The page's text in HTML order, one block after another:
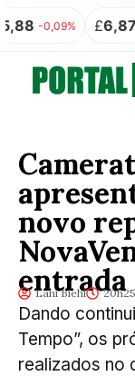
£6,87 -0,04%
novo
Lani Biehl 20h25
Dando
Tempo”, os
realizados no